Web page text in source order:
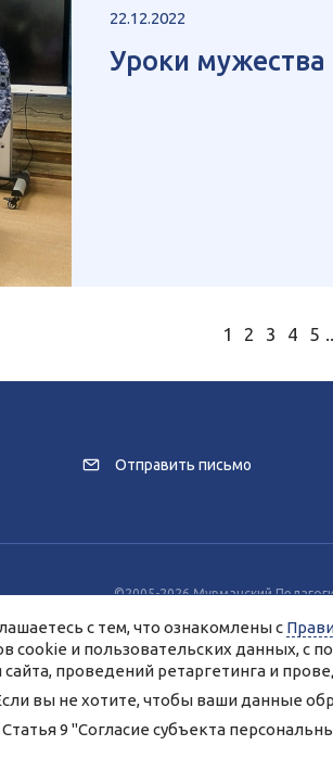
22.12.2022
Уроки мужества
1 2 3 4 5
Отправить письмо
©2005-2026 Мурманский
взаимодействия с пользователями
разрешение на использование cookie-файлов
Вы всегда можете отключить файлы cookie в
данные, опубликованные на сайте,
Условия и запреты не
обработки персональных данных ГАПОУ МО
Согласие на обработку
с тем, что ознакомлены с
cookie и пользовательских данных, с
проведений ретаргетинга и
вы не хотите, чтобы ваши данные
9 "Согласие субъекта